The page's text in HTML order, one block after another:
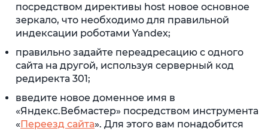
посредством директивы host новое основное
зеркало, что необходимо для правильной
индексации роботами Yandex;
правильно задайте переадресацию с одного
сайта на другой, используя серверный код
редиректа 301;
введите новое доменное имя в
«Яндекс.Вебмастер» посредством инструмента
«Переезд сайта». Для этого вам понадобится